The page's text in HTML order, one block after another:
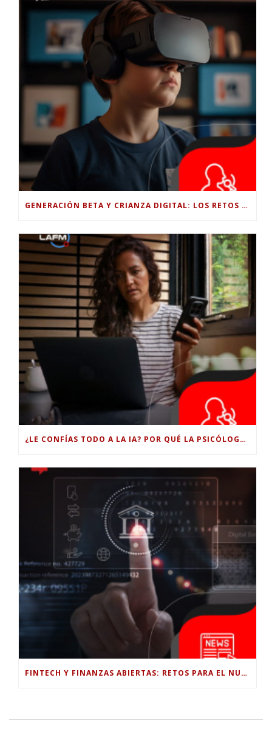
GENERACIÓN BETA Y CRIANZA DIGITAL: LOS RETOS DE CRIAR HIJOS EN LA ERA DE LA INTELIGENCIA ARTIFICIAL
¿LE CONFÍAS TODO A LA IA? POR QUÉ LA PSICÓLOGA DICE QUE ESO PUEDE COSTARTE TUS PROPIAS HABILIDADES
FINTECH Y FINANZAS ABIERTAS: RETOS PARA EL NUEVO GOBIERNO COLOMBIANO